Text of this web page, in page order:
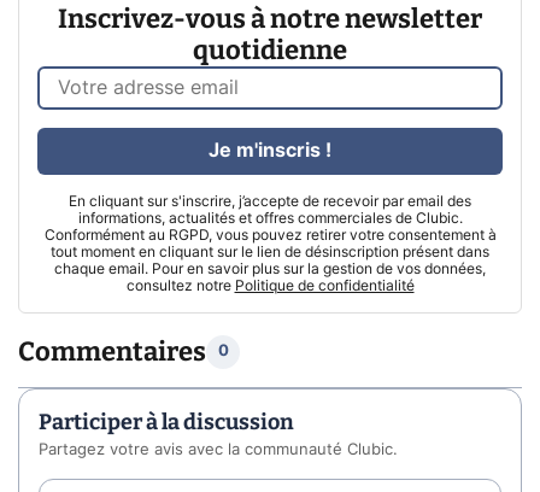
Inscrivez-vous à notre newsletter
quotidienne
En cliquant sur s'inscrire, j’accepte de recevoir par email des
informations, actualités et offres commerciales de Clubic.
Conformément au RGPD, vous pouvez retirer votre consentement à
tout moment en cliquant sur le lien de désinscription présent dans
chaque email. Pour en savoir plus sur la gestion de vos données,
consultez notre Politique de confidentialité
Je m'inscris !
Commentaires 0
Participer à la discussion
Partagez votre avis avec la communauté Clubic.